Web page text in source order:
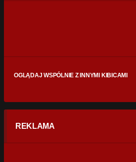
OGLĄDAJ WSPÓLNIE Z INNYMI KIBICAMI
REKLAMA